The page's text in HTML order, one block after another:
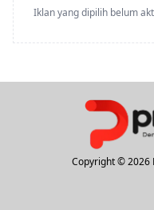
Iklan yang dipilih belum
Copyright © 2026